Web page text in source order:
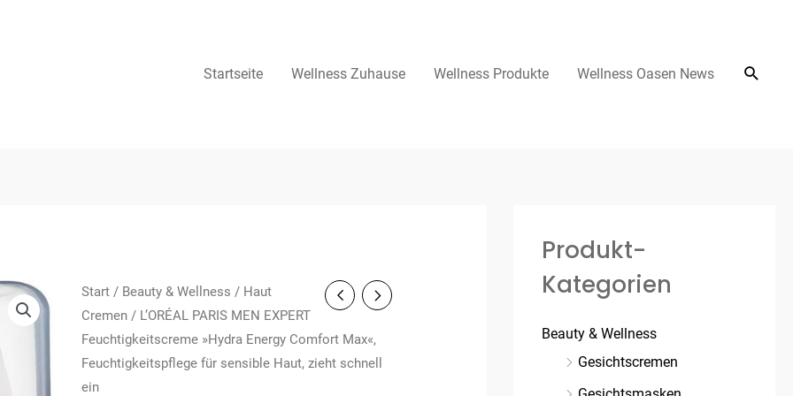
Startseite Wellness Zuhause Wellness Produkte Wellness Oasen News
Start/ Beauty & Wellness / Haut
Cremen/ L’ORÉAL PARIS MEN EXPERT
Feuchtigkeitscreme »Hydra Energy Comfort Max«,
Feuchtigkeitspflege für sensible Haut, zieht schnell
ein
Produkt-
Kategorien
Beauty & Wellness
Gesichtscremen